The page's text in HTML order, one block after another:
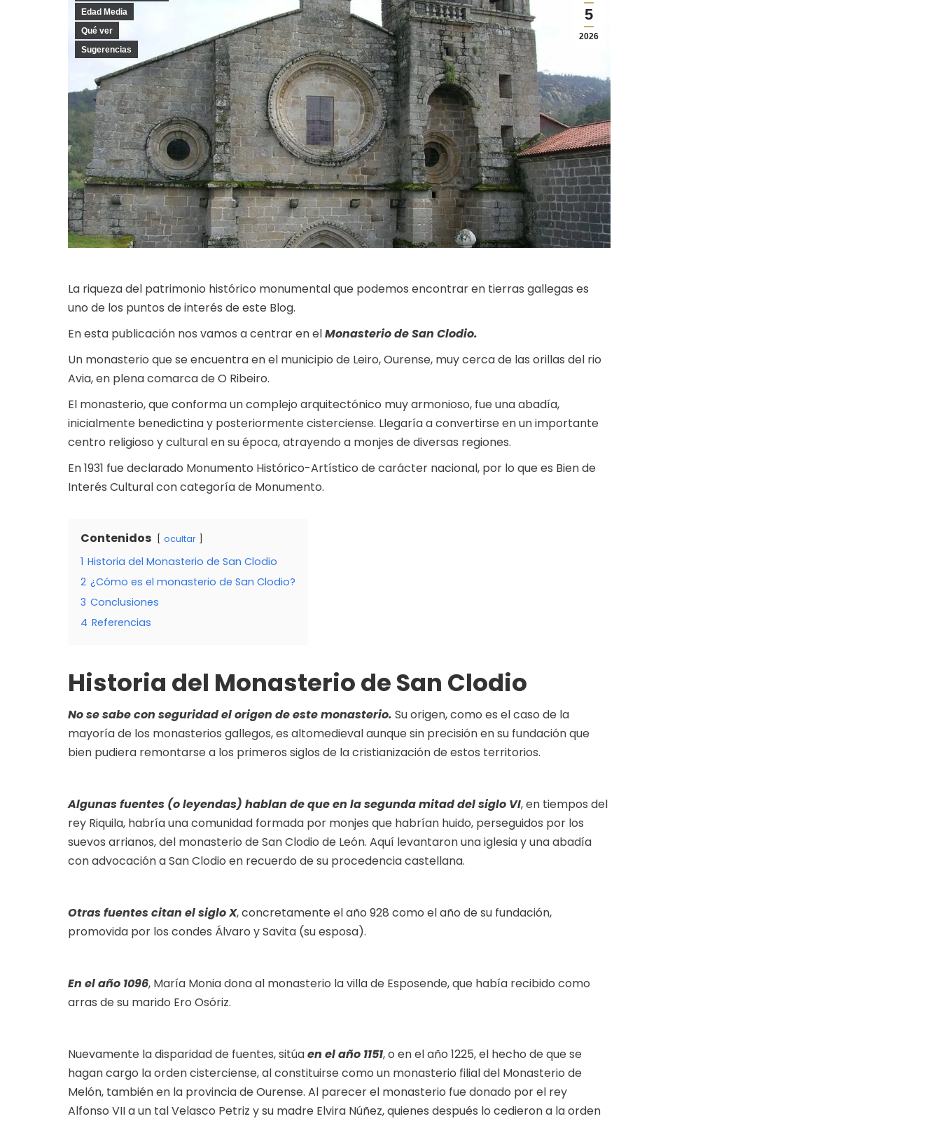
5
2026
Edad Media
Qué ver
Sugerencias
La riqueza del patrimonio histórico monumental que podemos encontrar en tierras gallegas es
uno de los puntos de interés de este Blog.
En esta publicación nos vamos a centrar en elMonasterio de San Clodio.
Un monasterio que se encuentra en el municipio de Leiro, Ourense, muy cerca de las orillas del rio
Avia, en plena comarca de O Ribeiro.
El monasterio, que conforma un complejo arquitectónico muy armonioso, fue una abadía,
inicialmente benedictina y posteriormente cisterciense. Llegaría a convertirse en un importante
centro religioso y cultural en su época, atrayendo a monjes de diversas regiones.
En 1931 fue declarado Monumento Histórico-Artístico de carácter nacional, por lo que es Bien de
Interés Cultural con categoría de Monumento.
Contenidos ocultar
1 Historia del Monasterio de San Clodio
2 ¿Cómo es el monasterio de San Clodio?
3 Conclusiones
4 Referencias
Historia del Monasterio de San Clodio
No se sabe con seguridad el origen de este monasterio. Su origen, como es el caso de la
mayoría de los monasterios gallegos, es altomedieval aunque sin precisión en su fundación que
bien pudiera remontarse a los primeros siglos de la cristianización de estos territorios.
Algunas fuentes (o leyendas) hablan de que en la segunda mitad del siglo VI, en tiempos del
rey Riquila, habría una comunidad formada por monjes que habrían huido, perseguidos por los
suevos arrianos, del monasterio de San Clodio de León. Aquí levantaron una iglesia y una abadía
con advocación a San Clodio en recuerdo de su procedencia castellana.
Otras fuentes citan el siglo X, concretamente el año 928 como el año de su fundación,
promovida por los condes Álvaro y Savita (su esposa).
En el año 1096, María Monia dona al monasterio la villa de Esposende, que había recibido como
arras de su marido Ero Osóriz.
Nuevamente la disparidad de fuentes, sitúaen el año 1151, o en el año 1225, el hecho de que se
hagan cargo la orden cisterciense, al constituirse como un monasterio filial del Monasterio de
Melón, también en la provincia de Ourense. Al parecer el monasterio fue donado por el rey
Alfonso VII a un tal Velasco Petriz y su madre Elvira Núñez, quienes después lo cedieron a la orden